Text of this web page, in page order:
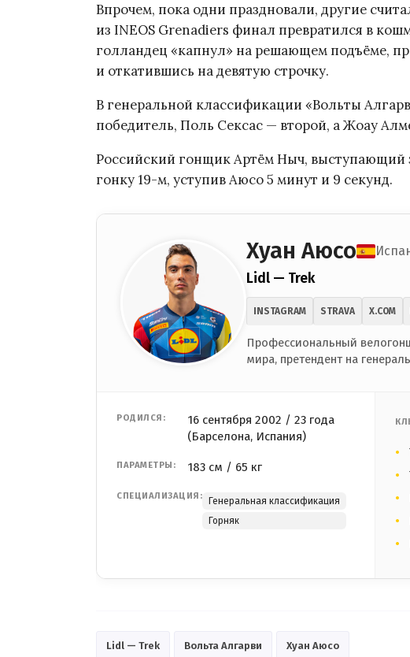
Впрочем, пока одни праздновали, другие
из INEOS Grenadiers финал превратился в
голландец «капнул» на решающем подъёме,
и откатившись на девятую строчку.
В генеральной классификации «Вольты
победитель, Поль Сексас — второй, а Жоау
Российский гонщик Артём Ныч, выступающий
гонку 19-м, уступив Аюсо 5 минут и 9 секунд.
Хуан Аюсо
Lidl — Trek
INSTAGRAM STRAVA X.COM
Профессиональный
мира, претендент на
РОДИЛСЯ:
16 сентября 2002 / 23 года
(Барселона, Испания)
ПАРАМЕТРЫ: 183 см / 65 кг
СПЕЦИАЛИЗАЦИЯ:
Генеральная классификация
Горняк
Lidl — Trek Вольта Алгарви Хуан Аюсо